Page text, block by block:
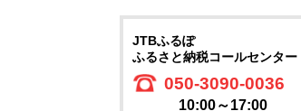
JTBふるぽ
ふるさと納税コールセンター
050-3090-0036
10:00～17:00